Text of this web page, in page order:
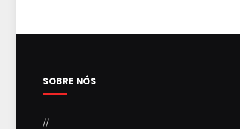
SOBRE NÓS
//